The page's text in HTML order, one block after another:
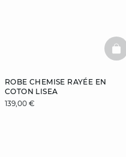
ROBE CHEMISE RAYÉE EN
COTON LISEA
139,00 €